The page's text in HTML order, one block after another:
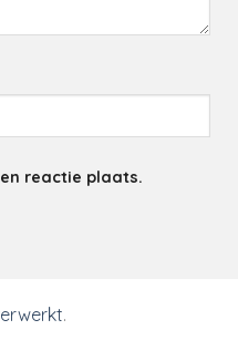
reactie plaats.
.